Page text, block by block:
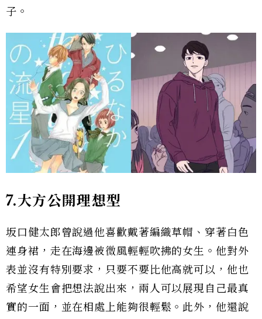
子。
7.大方公開理想型
坂口健太郎曾說過他喜歡戴著編織草帽、穿著白色
連身裙，走在海邊被微風輕輕吹拂的女生。他對外
表並沒有特別要求，只要不要比他高就可以，他也
希望女生會把想法說出來，兩人可以展現自己最真
實的一面，並在相處上能夠很輕鬆。此外，他還說